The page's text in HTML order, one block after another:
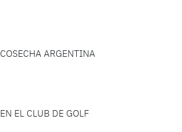
COSECHA ARGENTINA
EN EL CLUB DE GOLF